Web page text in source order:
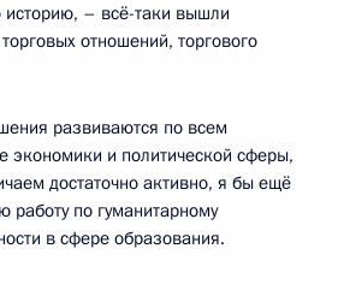
историю, – всё-таки вышли
отношений, торгового
развиваются по всем
экономики и политической сферы,
достаточно активно, я бы ещё
работу по гуманитарному
в сфере образования.